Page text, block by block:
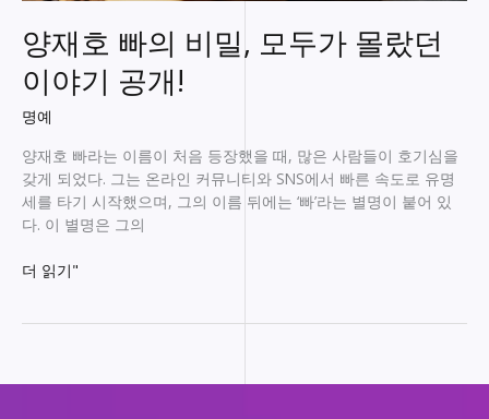
양재호 빠의 비밀, 모두가 몰랐던
이야기 공개!
명예
양재호 빠라는 이름이 처음 등장했을 때, 많은 사람들이 호기심을
갖게 되었다. 그는 온라인 커뮤니티와 SNS에서 빠른 속도로 유명
세를 타기 시작했으며, 그의 이름 뒤에는 ‘빠’라는 별명이 붙어 있
다. 이 별명은 그의
양
비
더 읽기"